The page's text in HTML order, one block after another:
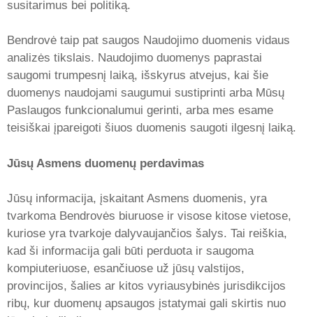
susitarimus bei politiką.
Bendrovė taip pat saugos Naudojimo duomenis vidaus
analizės tikslais. Naudojimo duomenys paprastai
saugomi trumpesnį laiką, išskyrus atvejus, kai šie
duomenys naudojami saugumui sustiprinti arba Mūsų
Paslaugos funkcionalumui gerinti, arba mes esame
teisiškai įpareigoti šiuos duomenis saugoti ilgesnį laiką.
Jūsų Asmens duomenų perdavimas
Jūsų informacija, įskaitant Asmens duomenis, yra
tvarkoma Bendrovės biuruose ir visose kitose vietose,
kuriose yra tvarkoje dalyvaujančios šalys. Tai reiškia,
kad ši informacija gali būti perduota ir saugoma
kompiuteriuose, esančiuose už jūsų valstijos,
provincijos, šalies ar kitos vyriausybinės jurisdikcijos
ribų, kur duomenų apsaugos įstatymai gali skirtis nuo